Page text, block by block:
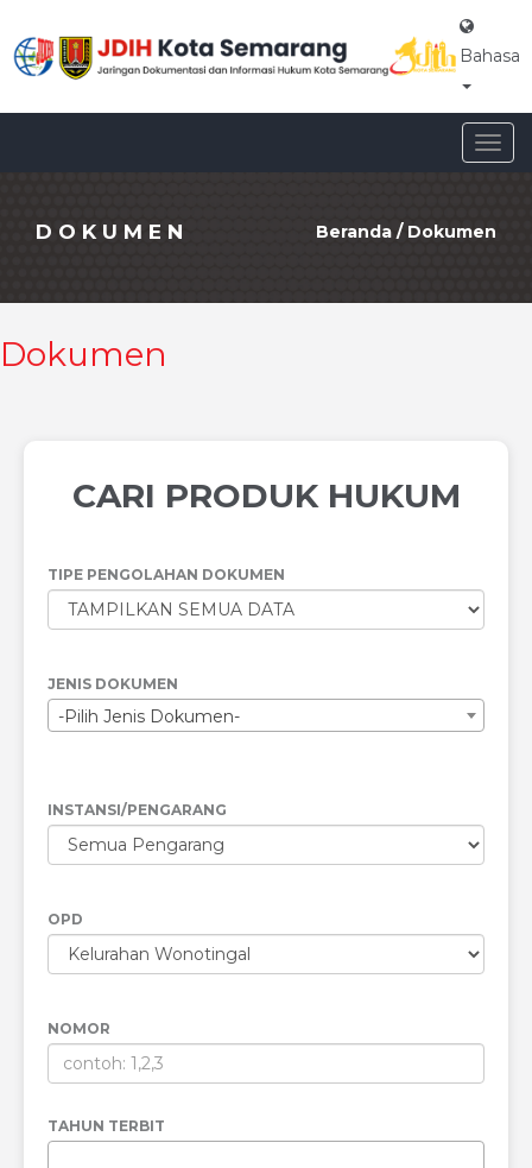
Bahasa
DOKUMEN Beranda / Dokumen
Dokumen
CARI PRODUK HUKUM
TIPE PENGOLAHAN DOKUMEN
JENIS DOKUMEN
-Pilih Jenis Dokumen-
INSTANSI/PENGARANG
OPD
NOMOR
TAHUN TERBIT